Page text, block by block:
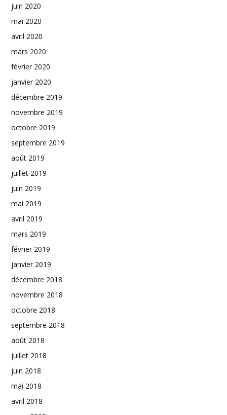
juin 2020
mai 2020
avril 2020
mars 2020
février 2020
janvier 2020
décembre 2019
novembre 2019
octobre 2019
septembre 2019
août 2019
juillet 2019
juin 2019
mai 2019
avril 2019
mars 2019
février 2019
janvier 2019
décembre 2018
novembre 2018
octobre 2018
septembre 2018
août 2018
juillet 2018
juin 2018
mai 2018
avril 2018